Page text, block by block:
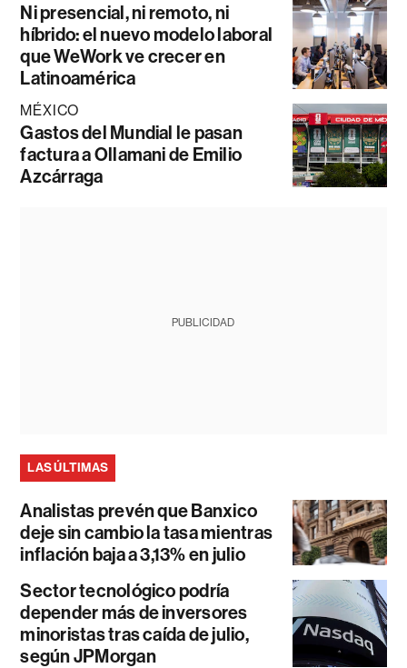
Ni presencial, ni remoto, ni
híbrido: el nuevo modelo laboral
que WeWork ve crecer en
Latinoamérica
MÉXICO
Gastos del Mundial le pasan
factura a Ollamani de Emilio
Azcárraga
PUBLICIDAD
LAS ÚLTIMAS
Analistas prevén que Banxico
deje sin cambio la tasa mientras
inflación baja a 3,13% en julio
Sector tecnológico podría
depender más de inversores
minoristas tras caída de julio,
según JPMorgan